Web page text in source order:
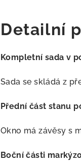
Detailní
Kompletní sada v
Sada se skládá z
Přední část stanu
Okno má závěsy s
Boční části